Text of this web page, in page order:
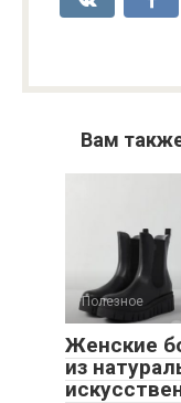
Вам
Полезное
Женские
из